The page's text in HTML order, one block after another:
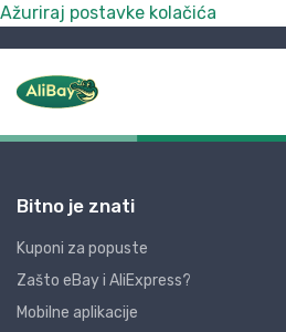
Ažuriraj postavke kolačića
Bitno je znati
Kuponi za popuste
Zašto eBay i AliExpress?
Mobilne aplikacije